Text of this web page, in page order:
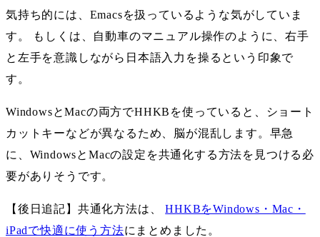
気持ち的には、Emacsを扱っているような気がしていま
す。 もしくは、自動車のマニュアル操作のように、右手
と左手を意識しながら日本語入力を操るという印象で
す。
WindowsとMacの両方でHHKBを使っていると、ショート
カットキーなどが異なるため、脳が混乱します。早急
に、WindowsとMacの設定を共通化する方法を見つける必
要がありそうです。
【後日追記】共通化方法は、HHKBをWindows・Mac・
iPadで快適に使う方法にまとめました。